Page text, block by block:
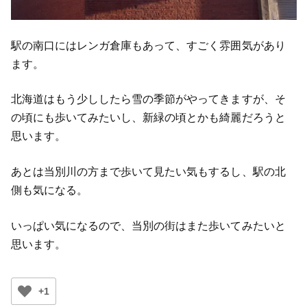
駅の南口にはレンガ倉庫もあって、すごく雰囲気があり
ます。
北海道はもう少ししたら雪の季節がやってきますが、そ
の頃にも歩いてみたいし、新緑の頃とかも綺麗だろうと
思います。
あとは当別川の方まで歩いて見たい気もするし、駅の北
側も気になる。
いっぱい気になるので、当別の街はまた歩いてみたいと
思います。
+1